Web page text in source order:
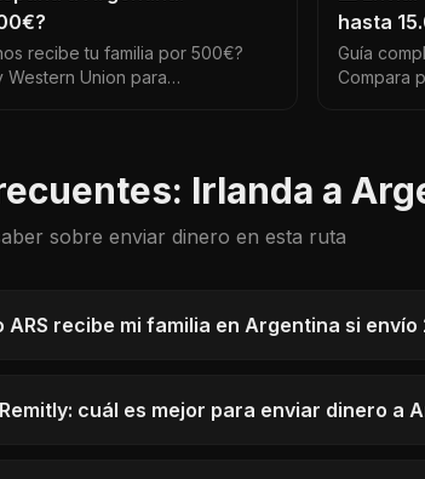
recibe tu familia por 500€?
Western Union para
hasta
Guía
Compara
Irlanda a
sobre enviar dinero en esta ruta
ARS recibe mi familia en Argentina si envío
cuál es mejor para enviar dinero a